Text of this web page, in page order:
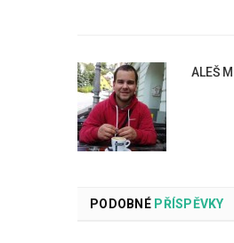
ALEŠ
PODOBNÉPŘÍSPĚVKY